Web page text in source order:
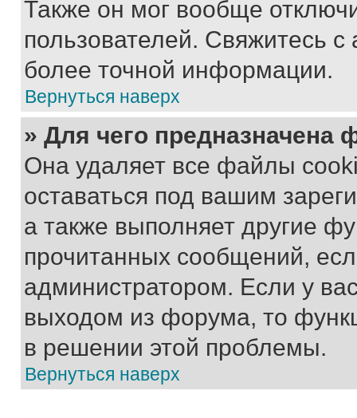
Также он мог вообще
пользователей. Свяжитесь
более точной информации.
Вернуться наверх
» Для чего предназначена
Она удаляет все файлы
оставаться под вашим
а также выполняет другие
прочитанных сообщений,
администратором. Если у
выходом из форума, то
в решении этой проблемы.
Вернуться наверх